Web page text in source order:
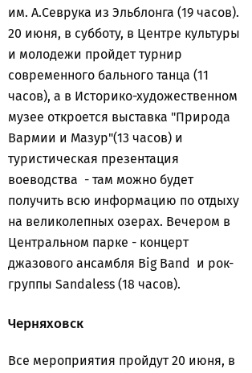
им. А.Севрука из Эльблонга (19 часов).
20 июня, в субботу, в Центре культуры
и молодежи пройдет турнир
современного бального танца (11
часов), а в Историко-художественном
музее откроется выставка "Природа
Вармии и Мазур"(13 часов) и
туристическая презентация
воеводства - там можно будет
получить всю информацию по отдыху
на великолепных озерах. Вечером в
Центральном парке - концерт
джазового ансамбля Big Band и рок-
группы Sandaless (18 часов).
Черняховск
Все мероприятия пройдут 20 июня, в